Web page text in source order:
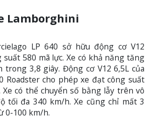
Lamborghini
LP 640 sở hữu động cơ V12
suất 580 mã lực. Xe có khả năng tăng
3,8 giây. Động cơ V12 6,5L của
Roadster cho phép xe đạt công suất
Xe có thể chuyển số bằng lẫy trên vô
tối đa 340 km/h. Xe cũng chỉ mất 3
0-100 km/h.